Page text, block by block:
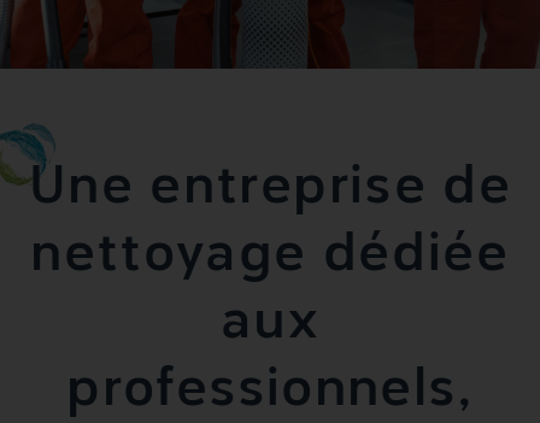
Une entreprise de
nettoyage dédiée
aux
professionnels,